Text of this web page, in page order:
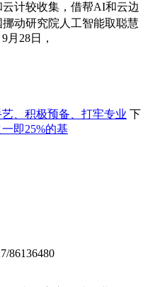
计较收集，借帮AI和云边
动研究院人工智能取聪慧
月28日，
、积极预备、打牢专业 下
即25%的基
86136480